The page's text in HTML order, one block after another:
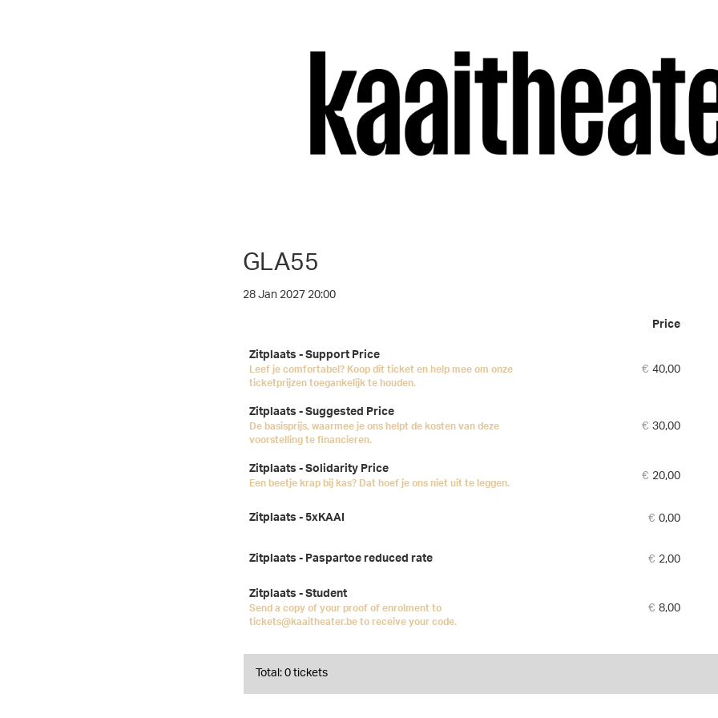
GLA55
28 Jan 2027 20:00
Price
Zitplaats - Support Price
Leef je comfortabel? Koop dit ticket en help mee om onze
ticketprijzen toegankelijk te houden.
€40,00
Zitplaats - Suggested Price
De basisprijs, waarmee je ons helpt de kosten van deze
voorstelling te financieren.
€30,00
Zitplaats - Solidarity Price
Een beetje krap bij kas? Dat hoef je ons niet uit te leggen. €20,00
Zitplaats - 5xKAAI €0,00
Zitplaats - Paspartoe reduced rate €2,00
Zitplaats - Student
Send a copy of your proof of enrolment to
tickets@kaaitheater.be to receive your code.
€8,00
Total: 0 tickets